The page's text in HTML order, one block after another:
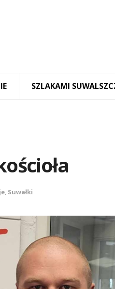
SZLAKAMI
, Suwałki